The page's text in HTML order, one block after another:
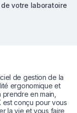
votre laboratoire
de gestion de la
ergonomique et
prendre en main,
est conçu pour vous
la vie et vous faire